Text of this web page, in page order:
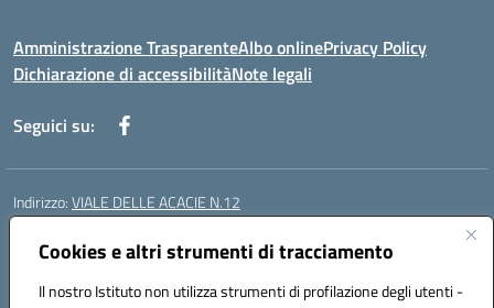
Cookies e altri strumenti di tracciamento
Il nostro Istituto non utilizza strumenti di profilazione degli utenti -
Amministrazione TrasparenteAlbo onlinePrivacy Policy
Dichiarazione di accessibilitàNote legali
Seguici su:
Indirizzo:VIALE DELLE ACACIE N.12
Centralino:
Posta elettronica certificata (PEC):ceic87900q@pec.istruzione.it
Codice fiscale: 93082010617